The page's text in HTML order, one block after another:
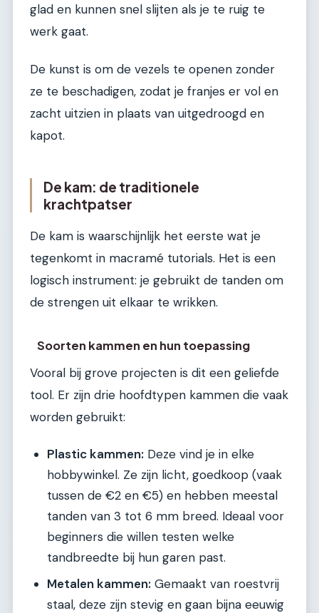
glad en kunnen snel slijten als je te ruig te
werk gaat.
De kunst is om de vezels te openen zonder
ze te beschadigen, zodat je franjes er vol en
zacht uitzien in plaats van uitgedroogd en
kapot.
De kam: de traditionele
krachtpatser
De kam is waarschijnlijk het eerste wat je
tegenkomt in macramé tutorials. Het is een
logisch instrument: je gebruikt de tanden om
de strengen uit elkaar te wrikken.
Soorten kammen en hun toepassing
Vooral bij grove projecten is dit een geliefde
tool. Er zijn drie hoofdtypen kammen die vaak
worden gebruikt:
Plastic kammen: Deze vind je in elke
hobbywinkel. Ze zijn licht, goedkoop (vaak
tussen de €2 en €5) en hebben meestal
tanden van 3 tot 6 mm breed. Ideaal voor
beginners die willen testen welke
tandbreedte bij hun garen past.
Metalen kammen: Gemaakt van roestvrij
staal, deze zijn stevig en gaan bijna eeuwig